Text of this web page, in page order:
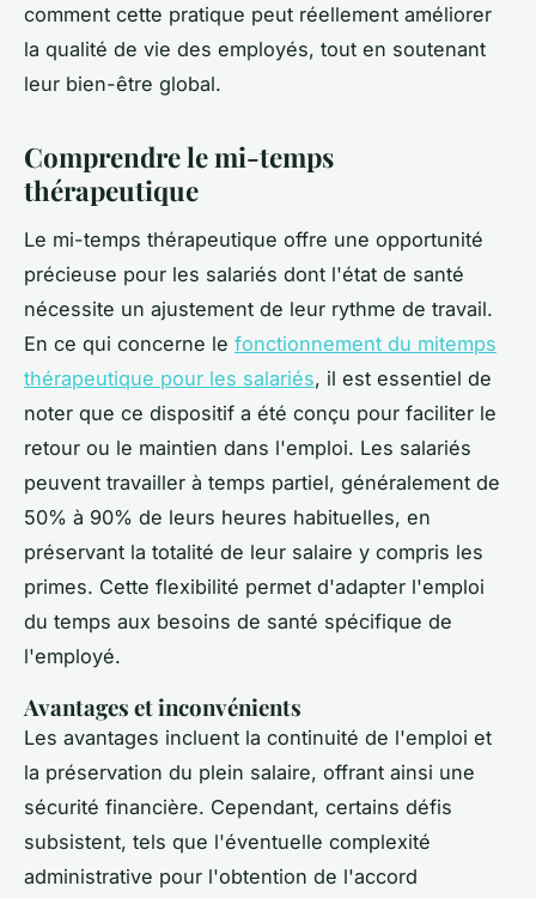
comment cette pratique peut réellement améliorer
la qualité de vie des employés, tout en soutenant
leur bien-être global.
Comprendre le mi-temps
thérapeutique
Le mi-temps thérapeutique offre une opportunité
précieuse pour les salariés dont l'état de santé
nécessite un ajustement de leur rythme de travail.
En ce qui concerne le fonctionnement du mitemps
thérapeutique pour les salariés, il est essentiel de
noter que ce dispositif a été conçu pour faciliter le
retour ou le maintien dans l'emploi. Les salariés
peuvent travailler à temps partiel, généralement de
50% à 90% de leurs heures habituelles, en
préservant la totalité de leur salaire y compris les
primes. Cette flexibilité permet d'adapter l'emploi
du temps aux besoins de santé spécifique de
l'employé.
Avantages et inconvénients
Les avantages incluent la continuité de l'emploi et
la préservation du plein salaire, offrant ainsi une
sécurité financière. Cependant, certains défis
subsistent, tels que l'éventuelle complexité
administrative pour l'obtention de l'accord